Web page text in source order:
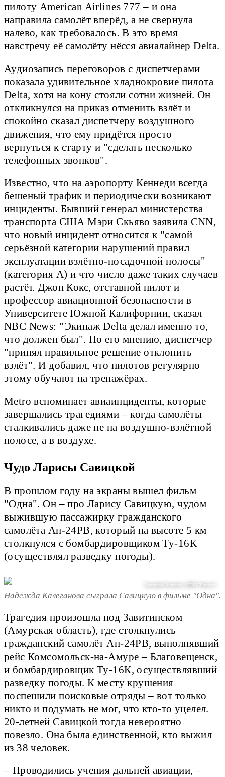
пилоту American Airlines 777 – и она
направила самолёт вперёд, а не свернула
налево, как требовалось. В это время
навстречу её самолёту нёсся авиалайнер Delta.
Аудиозапись переговоров с диспетчерами
показала удивительное хладнокровие пилота
Delta, хотя на кону стояли сотни жизней. Он
откликнулся на приказ отменить взлёт и
спокойно сказал диспетчеру воздушного
движения, что ему придётся просто
вернуться к старту и "сделать несколько
телефонных звонков".
Известно, что на аэропорту Кеннеди всегда
бешеный трафик и периодически возникают
инциденты. Бывший генерал министерства
транспорта США Мэри Скьяво заявила CNN,
что новый инцидент относится к "самой
серьёзной категории нарушений правил
эксплуатации взлётно-посадочной полосы"
(категория А) и что число даже таких случаев
растёт. Джон Кокс, отставной пилот и
профессор авиационной безопасности в
Университете Южной Калифорнии, сказал
NBC News: "Экипаж Delta делал именно то,
что должен был". По его мнению, диспетчер
"принял правильное решение отклонить
взлёт". И добавил, что пилотов регулярно
этому обучают на тренажёрах.
Metro вспоминает авиаинциденты, которые
завершались трагедиями – когда самолёты
сталкивались даже не на воздушно-взлётной
полосе, а в воздухе.
Чудо Ларисы Савицкой
В прошлом году на экраны вышел фильм
"Одна". Он – про Ларису Савицкую, чудом
выжившую пассажирку гражданского
самолёта Ан-24РВ, который на высоте 5 км
столкнулся с бомбардировщиком Ту-16К
(осуществлял разведку погоды).
Екатерина Чеснокова / @РИА "Новости"
Надежда Калеганова сыграла Савицкую в фильме "Одна".
Трагедия произошла под Завитинском
(Амурская область), где столкнулись
гражданский самолёт Ан-24РВ, выполнявший
рейс Комсомольск-на-Амуре – Благовещенск,
и бомбардировщик Ту-16К, осуществлявший
разведку погоды. К месту крушения
поспешили поисковые отряды – вот только
никто и подумать не мог, что кто-то уцелел.
20-летней Савицкой тогда невероятно
повезло. Она была единственной, кто выжил
из 38 человек.
– Проводились учения дальней авиации, –